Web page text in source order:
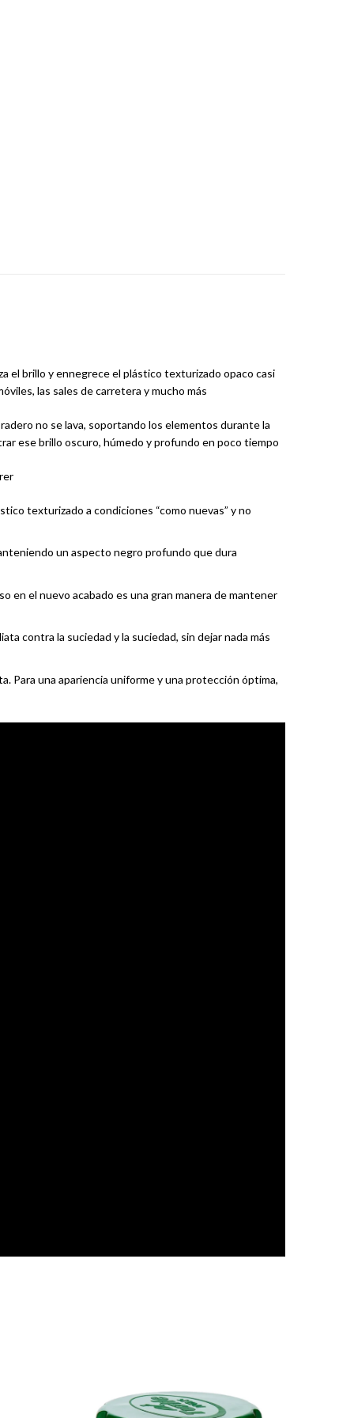
el brillo y ennegrece el plástico texturizado opaco casi
las sales de carretera y mucho más
no se lava, soportando los elementos durante la
ese brillo oscuro, húmedo y profundo en poco tiempo
texturizado a condiciones “como nuevas” y no
un aspecto negro profundo que dura
en el nuevo acabado es una gran manera de mantener
contra la suciedad y la suciedad, sin dejar nada más
Para una apariencia uniforme y una protección óptima,